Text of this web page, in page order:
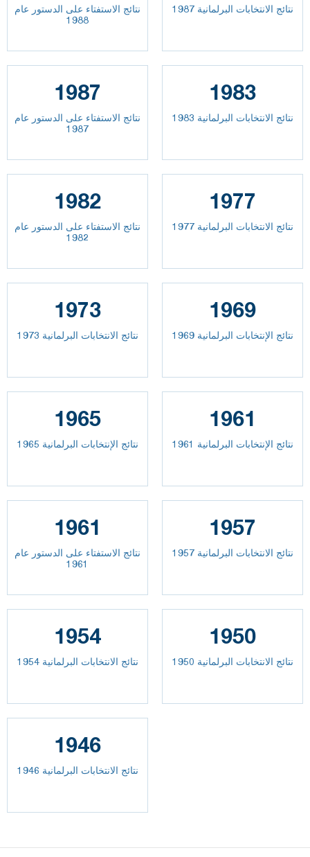
نتائج الاستفتاء على الدستور عام
1988
نتائج الانتخابات البرلمانية 1987
1987
نتائج الاستفتاء على الدستور عام
1987
1983
نتائج الانتخابات البرلمانية 1983
1982
نتائج الاستفتاء على الدستور عام
1982
1977
نتائج الانتخابات البرلمانية 1977
1973
نتائج الانتخابات البرلمانية 1973
1969
نتائج الإنتخابات البرلمانية 1969
1965
نتائج الإنتخابات البرلمانية 1965
1961
نتائج الإنتخابات البرلمانية 1961
1961
نتائج الاستفتاء على الدستور عام
1961
1957
نتائج الانتخابات البرلمانية 1957
1954
نتائج الانتخابات البرلمانية 1954
1950
نتائج الانتخابات البرلمانية 1950
1946
نتائج الانتخابات البرلمانية 1946